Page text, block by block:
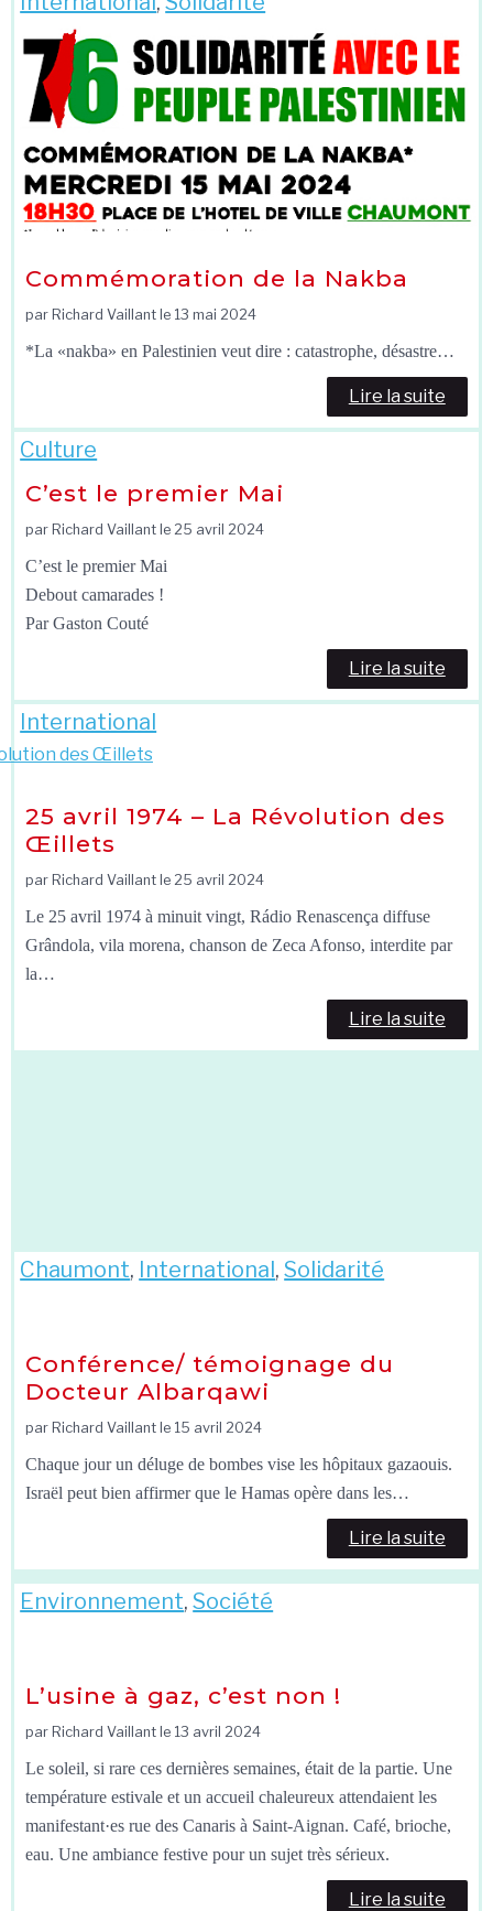
Commémoration de la Nakba
par Richard Vaillant le 13 mai 2024
*La «nakba» en Palestinien veut dire : catastrophe, désastre…
Lire la suite
Culture
C’est le premier Mai
par Richard Vaillant le 25 avril 2024
C’est le premier Mai
Debout camarades !
Par Gaston Couté
Lire la suite
International
25 avril 1974 – La Révolution des
Œillets
par Richard Vaillant le 25 avril 2024
Le 25 avril 1974 à minuit vingt, Rádio Renascença diffuse
Grândola, vila morena, chanson de Zeca Afonso, interdite par
la…
Lire la suite
Chaumont, International,Solidarité
Conférence/ témoignage du
Docteur Albarqawi
par Richard Vaillant le 15 avril 2024
Chaque jour un déluge de bombes vise les hôpitaux gazaouis.
Israël peut bien affirmer que le Hamas opère dans les…
Lire la suite
Environnement,Société
L’usine à gaz, c’est non !
par Richard Vaillant le 13 avril 2024
Le soleil, si rare ces dernières semaines, était de la partie. Une
température estivale et un accueil chaleureux attendaient les
manifestant·es rue des Canaris à Saint-Aignan. Café, brioche,
eau. Une ambiance festive pour un sujet très sérieux.
Lire la suite